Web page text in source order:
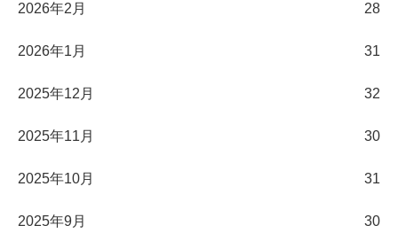
2026年2月 28
2026年1月 31
2025年12月 32
2025年11月 30
2025年10月 31
2025年9月 30